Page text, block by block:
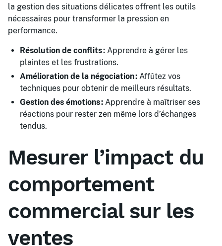
la gestion des situations délicates offrent les outils
nécessaires pour transformer la pression en
performance.
Résolution de conflits : Apprendre à gérer les
plaintes et les frustrations.
Amélioration de la négociation : Affûtez vos
techniques pour obtenir de meilleurs résultats.
Gestion des émotions : Apprendre à maîtriser ses
réactions pour rester zen même lors d’échanges
tendus.
Mesurer l’impact du
comportement
commercial sur les
ventes